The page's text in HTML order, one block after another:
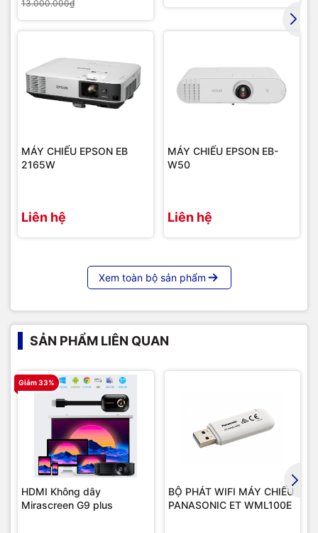
13.000.000₫
MÁY CHIẾU EPSON EB
2165W
Liên hệ
MÁY CHIẾU EPSON EB-
W50
Liên hệ
Xem toàn bộ sản phẩm
SẢN PHẨM LIÊN QUAN
Giảm 33%
HDMI Không dây
Mirascreen G9 plus
BỘ PHÁT WIFI MÁY CHIẾU
PANASONIC ET WML100E